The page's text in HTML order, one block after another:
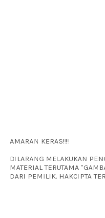
AMARAN KERAS!!!!
DILARANG MELAKUKAN
MATERIAL TERUTAMA
DARI PEMILIK. HAKCIPTA